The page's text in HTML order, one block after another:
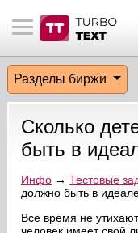
материалы
биржи
пользователи
эфир
на сайте
сообщения
по форуму
Разделы биржи
Сколько
быть в
Инфо→ Тестовые
должно быть в
Все время не